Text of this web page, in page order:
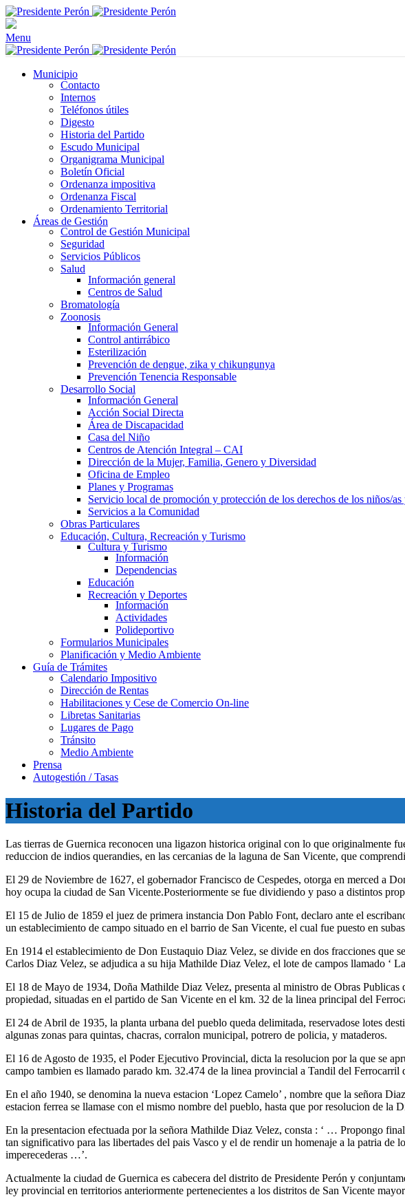
Menu
Municipio
Contacto
Internos
Teléfonos útiles
Digesto
Historia del Partido
Escudo Municipal
Organigrama Municipal
Boletín Oficial
Ordenanza impositiva
Ordenanza Fiscal
Ordenamiento Territorial
Áreas de Gestión
Control de Gestión Municipal
Seguridad
Servicios Públicos
Salud
Información general
Centros de Salud
Bromatología
Zoonosis
Información General
Control antirrábico
Esterilización
Prevención de dengue, zika y chikungunya
Prevención Tenencia Responsable
Desarrollo Social
Información General
Acción Social Directa
Área de Discapacidad
Casa del Niño
Centros de Atención Integral – CAI
Dirección de la Mujer, Familia, Genero y Diversidad
Oficina de Empleo
Planes y Programas
Servicio local de promoción y protección de los derechos de los niños/as
Servicios a la Comunidad
Obras Particulares
Educación, Cultura, Recreación y Turismo
Cultura y Turismo
Información
Dependencias
Educación
Recreación y Deportes
Información
Actividades
Polideportivo
Formularios Municipales
Planificación y Medio Ambiente
Guía de Trámites
Calendario Impositivo
Dirección de Rentas
Habilitaciones y Cese de Comercio On-line
Libretas Sanitarias
Lugares de Pago
Tránsito
Medio Ambiente
Prensa
Autogestión / Tasas
Historia del Partido
Las tierras de Guernica reconocen una ligazon historica original con lo que originalmente
reduccion de indios querandies, en las cercanias de la laguna de San Vicente, que
El 29 de Noviembre de 1627, el gobernador Francisco de Cespedes, otorga en merced a
hoy ocupa la ciudad de San Vicente.Posteriormente se fue dividiendo y paso a distintos
El 15 de Julio de 1859 el juez de primera instancia Don Pablo Font, declaro ante el
un establecimiento de campo situado en el barrio de San Vicente, el cual fue puesto en
En 1914 el establecimiento de Don Eustaquio Diaz Velez, se divide en dos fracciones
Carlos Diaz Velez, se adjudica a su hija Mathilde Diaz Velez, el lote de campos llamado ‘
El 18 de Mayo de 1934, Doña Mathilde Diaz Velez, presenta al ministro de Obras
propiedad, situadas en el partido de San Vicente en el km. 32 de la linea principal del
El 24 de Abril de 1935, la planta urbana del pueblo queda delimitada, reservadose lotes
algunas zonas para quintas, chacras, corralon municipal, potrero de policia, y mataderos.
El 16 de Agosto de 1935, el Poder Ejecutivo Provincial, dicta la resolucion por la que se
campo tambien es llamado parado km. 32.474 de la linea provincial a Tandil del Ferrocarril
En el año 1940, se denomina la nueva estacion ‘Lopez Camelo’ , nombre que la señora
estacion ferrea se llamase con el mismo nombre del pueblo, hasta que por resolucion de
En la presentacion efectuada por la señora Mathilde Diaz Velez, consta : ‘ … Propongo
tan significativo para las libertades del pais Vasco y el de rendir un homenaje a la patria de
imperecederas …’.
Actualmente la ciudad de Guernica es cabecera del distrito de Presidente Perón y
ley provincial en territorios anteriormente pertenecientes a los distritos de San Vicente